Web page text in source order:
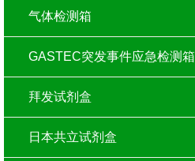
气体检测箱
GASTEC突发事件应急检测箱
拜发试剂盒
日本共立试剂盒